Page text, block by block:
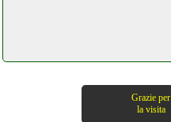
Grazie per
la visita